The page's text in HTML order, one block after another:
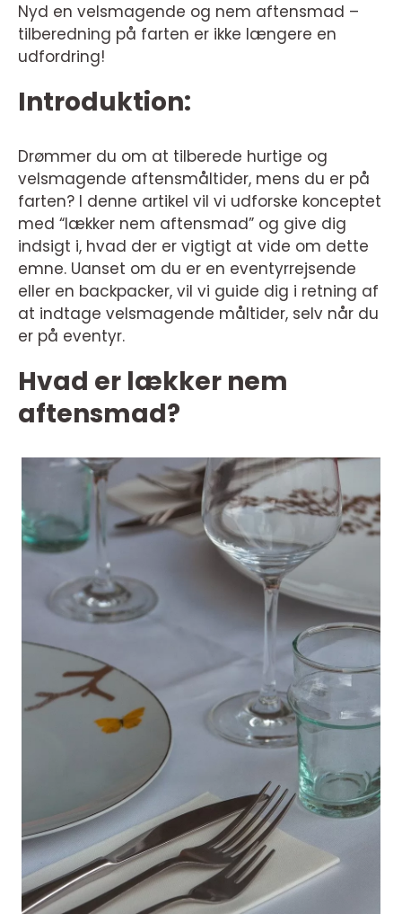
Nyd en velsmagende og nem aftensmad –
tilberedning på farten er ikke længere en
udfordring!
Introduktion:
Drømmer du om at tilberede hurtige og
velsmagende aftensmåltider, mens du er på
farten? I denne artikel vil vi udforske konceptet
med “lækker nem aftensmad” og give dig
indsigt i, hvad der er vigtigt at vide om dette
emne. Uanset om du er en eventyrrejsende
eller en backpacker, vil vi guide dig i retning af
at indtage velsmagende måltider, selv når du
er på eventyr.
Hvad er lækker nem
aftensmad?